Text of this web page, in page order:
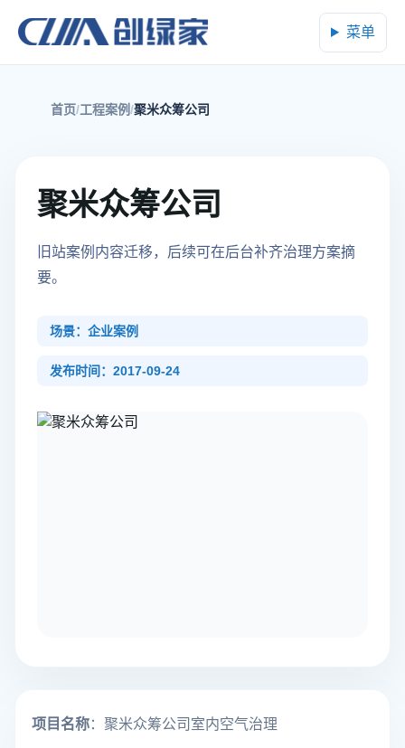
菜单
首页 工程案例 聚米众筹公司
聚米众筹公司
旧站案例内容迁移，后续可在后台补齐治理方案摘
要。
场景：企业案例
发布时间：2017-09-24
项目名称：聚米众筹公司室内空气治理